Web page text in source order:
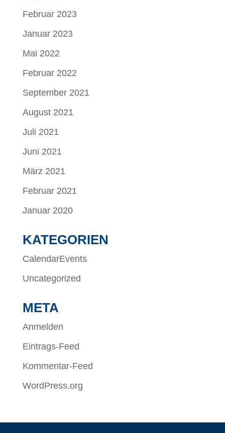
Februar 2023
Januar 2023
Mai 2022
Februar 2022
September 2021
August 2021
Juli 2021
Juni 2021
März 2021
Februar 2021
Januar 2020
KATEGORIEN
CalendarEvents
Uncategorized
META
Anmelden
Eintrags-Feed
Kommentar-Feed
WordPress.org